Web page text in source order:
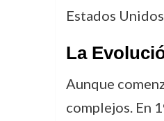
Estados
La
Aunque
complejos. En